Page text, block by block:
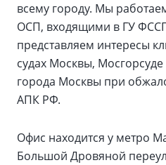
всему городу. Мы
ОСП, входящими в ГУ
представляем интересы
судах Москвы,
города Москвы при
АПК РФ.
Офис находится у метро
Большой Дровяной